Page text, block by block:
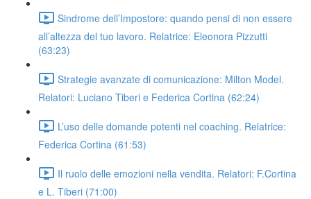
Sindrome dell’Impostore: quando pensi di non essere
all’altezza del tuo lavoro. Relatrice: Eleonora Pizzutti
(63:23)
Strategie avanzate di comunicazione: Milton Model.
Relatori: Luciano Tiberi e Federica Cortina (62:24)
L’uso delle domande potenti nel coaching. Relatrice:
Federica Cortina (61:53)
Il ruolo delle emozioni nella vendita. Relatori: F.Cortina
e L. Tiberi (71:00)